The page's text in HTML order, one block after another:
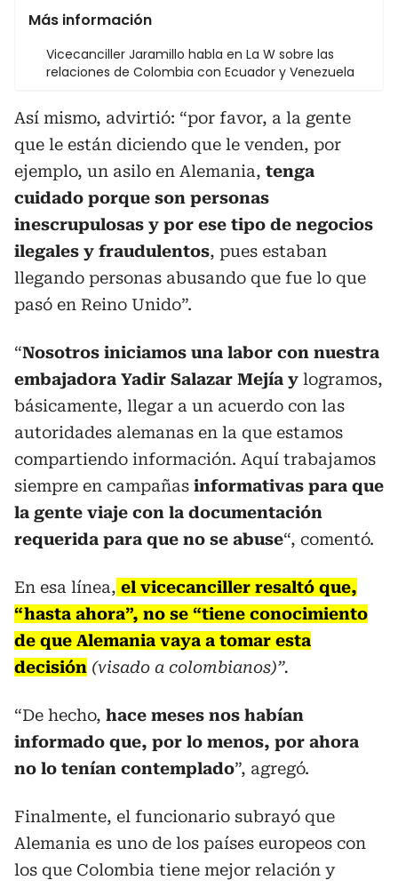
Más información
Vicecanciller Jaramillo habla en La W sobre las
relaciones de Colombia con Ecuador y Venezuela
Así mismo, advirtió: “por favor, a la gente
que le están diciendo que le venden, por
ejemplo, un asilo en Alemania, tenga
cuidado porque son personas
inescrupulosas y por ese tipo de negocios
ilegales y fraudulentos, pues estaban
llegando personas abusando que fue lo que
pasó en Reino Unido”.
“Nosotros iniciamos una labor con nuestra
embajadora Yadir Salazar Mejía y logramos,
básicamente, llegar a un acuerdo con las
autoridades alemanas en la que estamos
compartiendo información. Aquí trabajamos
siempre en campañas informativas para que
la gente viaje con la documentación
requerida para que no se abuse“, comentó.
En esa línea, el vicecanciller resaltó que,
“hasta ahora”, no se “tiene conocimiento
de que Alemania vaya a tomar esta
decisión (visado a colombianos)”.
“De hecho, hace meses nos habían
informado que, por lo menos, por ahora
no lo tenían contemplado”, agregó.
Finalmente, el funcionario subrayó que
Alemania es uno de los países europeos con
los que Colombia tiene mejor relación y